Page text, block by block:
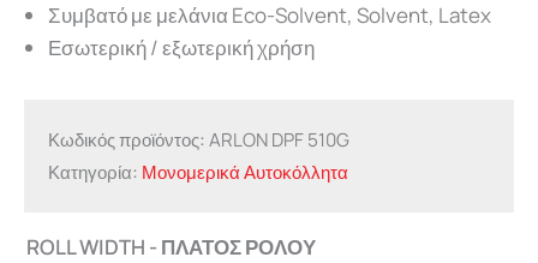
Συμβατό με μελάνια Eco-Solvent, Solvent, Latex
Εσωτερική / εξωτερική χρήση
Κωδικός προϊόντος: ARLON DPF 510G
Κατηγορία: Μονομερικά Αυτοκόλλητα
ROLL WIDTH - ΠΛΑΤΟΣ ΡΟΛΟΥ